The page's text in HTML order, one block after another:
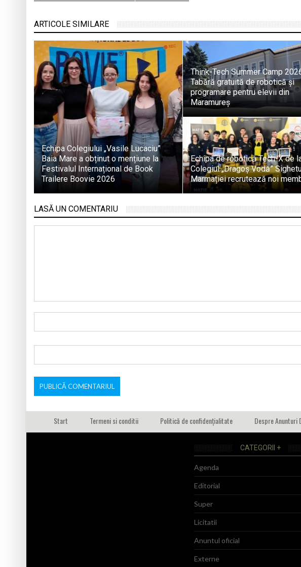
ARTICOLE SIMILARE
Echipa Colegiului „Vasile Lucaciu”
Baia Mare a obținut o mențiune la
Festivalul Internațional de Book
Trailere Boovie 2026
Think-Tech Summer Camp
Tabără gratuită de robotică și
programare pentru elevii din
Maramureș
Echipa de robotică Tech-X de
Colegiul „Dragoș Vodă”
Marmației recrutează noi
LASĂ UN COMENTARIU
Start Termeni si conditii Politică de confidențialitate Despre Anunturi
CATEGORII +
Agenda
Editorial
Super
Licitatii
Anuntul oficial
Externe